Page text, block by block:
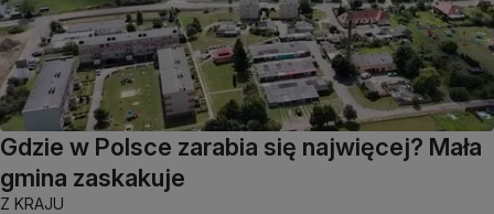
Gdzie w Polsce zarabia się najwięcej? Mała
gmina zaskakuje
Z KRAJU